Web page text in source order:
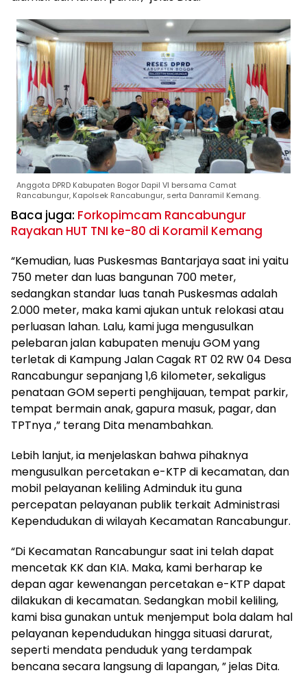
Anggota DPRD Kabupaten Bogor Dapil VI bersama Camat
Rancabungur, Kapolsek Rancabungur, serta Danramil Kemang.
Baca juga: Forkopimcam Rancabungur
Rayakan HUT TNI ke-80 di Koramil Kemang
“Kemudian, luas Puskesmas Bantarjaya saat ini yaitu
750 meter dan luas bangunan 700 meter,
sedangkan standar luas tanah Puskesmas adalah
2.000 meter, maka kami ajukan untuk relokasi atau
perluasan lahan. Lalu, kami juga mengusulkan
pelebaran jalan kabupaten menuju GOM yang
terletak di Kampung Jalan Cagak RT 02 RW 04 Desa
Rancabungur sepanjang 1,6 kilometer, sekaligus
penataan GOM seperti penghijauan, tempat parkir,
tempat bermain anak, gapura masuk, pagar, dan
TPTnya ,” terang Dita menambahkan.
Lebih lanjut, ia menjelaskan bahwa pihaknya
mengusulkan percetakan e-KTP di kecamatan, dan
mobil pelayanan keliling Adminduk itu guna
percepatan pelayanan publik terkait Administrasi
Kependudukan di wilayah Kecamatan Rancabungur.
“Di Kecamatan Rancabungur saat ini telah dapat
mencetak KK dan KIA. Maka, kami berharap ke
depan agar kewenangan percetakan e-KTP dapat
dilakukan di kecamatan. Sedangkan mobil keliling,
kami bisa gunakan untuk menjemput bola dalam hal
pelayanan kependudukan hingga situasi darurat,
seperti mendata penduduk yang terdampak
bencana secara langsung di lapangan, ” jelas Dita.